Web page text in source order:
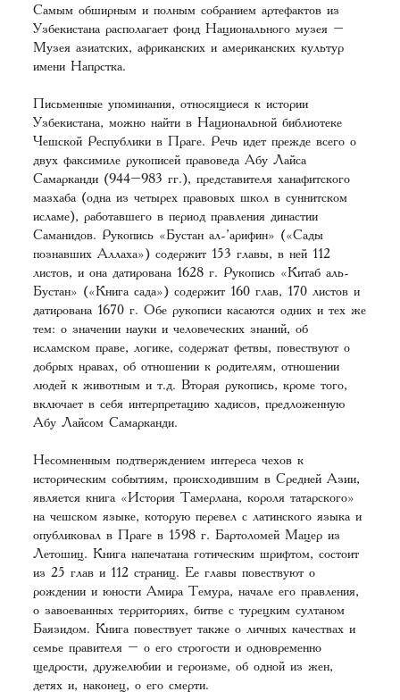
Самым обширным и полным собранием артефактов из
Узбекистана располагает фонд Национального музея –
Музея азиатских, африканских и американских культур
имени Напрстка.
Письменные упоминания, относящиеся к истории
Узбекистана, можно найти в Национальной библиотеке
Чешской Республики в Праге. Речь идет прежде всего о
двух факсимиле рукописей правоведа Абу Лайса
Самарканди (944–983 гг.), представителя ханафитского
мазхаба (одна из четырех правовых школ в суннитском
исламе), работавшего в период правления династии
Саманидов. Рукопись «Бустан ал-’арифин» («Сады
познавших Аллаха») содержит 153 главы, в ней 112
листов, и она датирована 1628 г. Рукопись «Китаб аль-
Бустан» («Книга сада») содержит 160 глав, 170 листов и
датирована 1670 г. Обе рукописи касаются одних и тех же
тем: о значении науки и человеческих знаний, об
исламском праве, логике, содержат фетвы, повествуют о
добрых нравах, об отношении к родителям, отношении
людей к животным и т.д. Вторая рукопись, кроме того,
включает в себя интерпретацию хадисов, предложенную
Абу Лайсом Самарканди.
Несомненным подтверждением интереса чехов к
историческим событиям, происходившим в Средней Азии,
является книга «История Тамерлана, короля татарского»
на чешском языке, которую перевел с латинского языка и
опубликовал в Праге в 1598 г. Бартоломей Мацер из
Летошиц. Книга напечатана готическим шрифтом, состоит
из 25 глав и 112 страниц. Ее главы повествуют о
рождении и юности Амира Темура, начале его правления,
о завоеванных территориях, битве с турецким султаном
Баязидом. Книга повествует также о личных качествах и
семье правителя – о его строгости и одновременно
щедрости, дружелюбии и героизме, об одной из жен,
детях и, наконец, о его смерти.